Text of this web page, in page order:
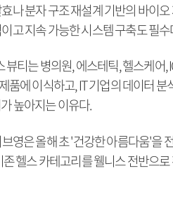
나 분자 구조 재설계 기반의 바이
고 지속 가능한 시스템 구축도 필
티는 병의원, 에스테틱, 헬스케어,
에 이식하고, IT 기업의 데이터
높아지는 이유다.
영은 올해 초 '건강한 아름다움'을
헬스 카테고리를 웰니스 전반으